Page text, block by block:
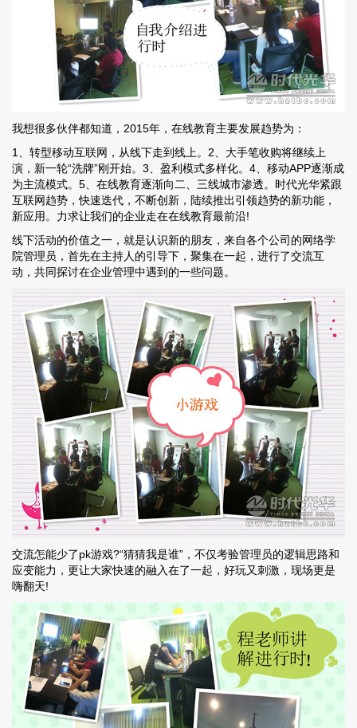
我想很多伙伴都知道，2015年，在线教育主要发展趋势为：
1、转型移动互联网，从线下走到线上。2、大手笔收购将继续上
演，新一轮“洗牌”刚开始。3、盈利模式多样化。4、移动APP逐渐成
为主流模式。5、在线教育逐渐向二、三线城市渗透。时代光华紧跟
互联网趋势，快速迭代，不断创新，陆续推出引领趋势的新功能，
新应用。力求让我们的企业走在在线教育最前沿!
线下活动的价值之一，就是认识新的朋友，来自各个公司的网络学
院管理员，首先在主持人的引导下，聚集在一起，进行了交流互
动，共同探讨在企业管理中遇到的一些问题。
交流怎能少了pk游戏?“猜猜我是谁”，不仅考验管理员的逻辑思路和
应变能力，更让大家快速的融入在了一起，好玩又刺激，现场更是
嗨翻天!